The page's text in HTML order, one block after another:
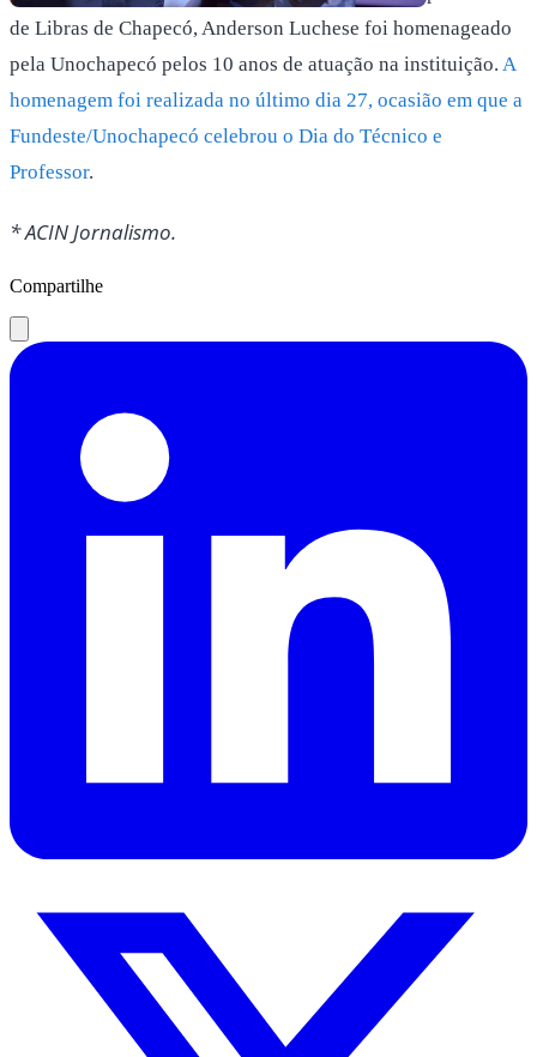
de Libras de Chapecó, Anderson Luchese foi homenageado
pela Unochapecó pelos 10 anos de atuação na instituição. A
homenagem foi realizada no último dia 27, ocasião em que a
Fundeste/Unochapecó celebrou o Dia do Técnico e
Professor.
* ACIN Jornalismo.
Compartilhe